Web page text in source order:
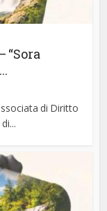
“Sora
di Diritto